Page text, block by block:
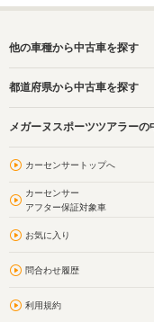
他の車種から中古車を探す
都道府県から中古車を探す
メガーヌスポーツツアラー
カーセンサートップへ
カーセンサー
アフター保証対象車
お気に入り
問合わせ履歴
利用規約